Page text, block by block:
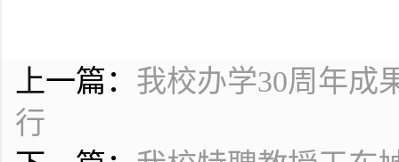
上一篇： 我校办学30周年成
行